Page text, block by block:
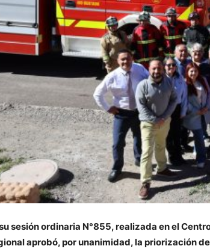
sesión ordinaria N°855, realizada en el
aprobó, por unanimidad, la priorización